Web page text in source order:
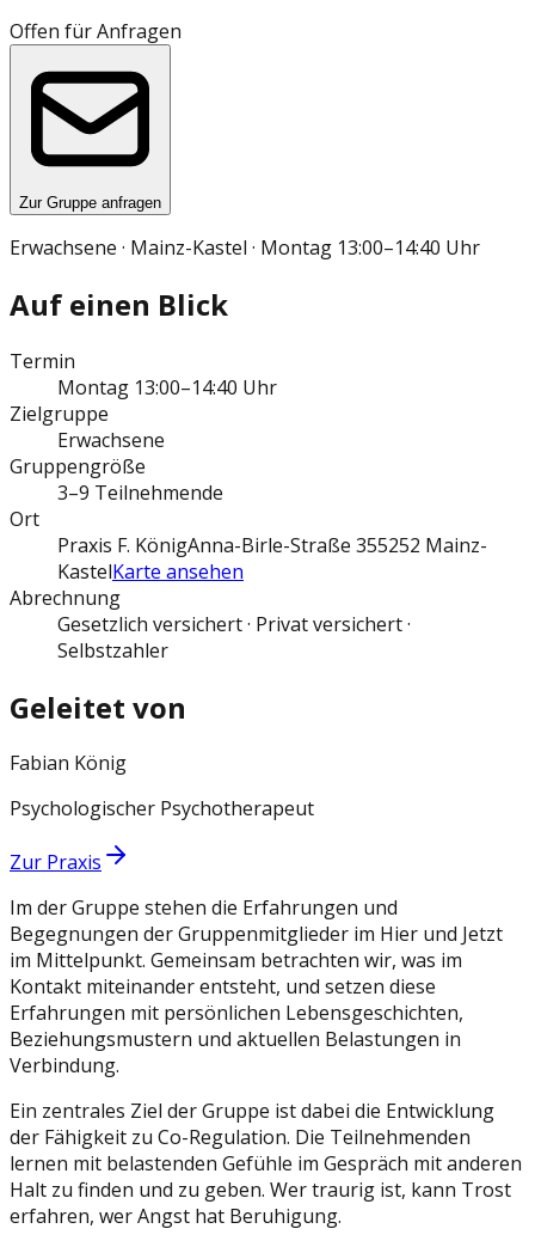
Offen für Anfragen
Zur Gruppe anfragen
Erwachsene · Mainz-Kastel · Montag 13:00–14:40 Uhr
Auf einen Blick
Termin
Montag 13:00–14:40 Uhr
Zielgruppe
Erwachsene
Gruppengröße
3–9 Teilnehmende
Ort
Praxis F. KönigAnna-Birle-Straße 355252 Mainz-
KastelKarte ansehen
Abrechnung
Gesetzlich versichert · Privat versichert ·
Selbstzahler
Geleitet von
Fabian König
Psychologischer Psychotherapeut
Zur Praxis
Im der Gruppe stehen die Erfahrungen und
Begegnungen der Gruppenmitglieder im Hier und Jetzt
im Mittelpunkt. Gemeinsam betrachten wir, was im
Kontakt miteinander entsteht, und setzen diese
Erfahrungen mit persönlichen Lebensgeschichten,
Beziehungsmustern und aktuellen Belastungen in
Verbindung.
Ein zentrales Ziel der Gruppe ist dabei die Entwicklung
der Fähigkeit zu Co-Regulation. Die Teilnehmenden
lernen mit belastenden Gefühle im Gespräch mit anderen
Halt zu finden und zu geben. Wer traurig ist, kann Trost
erfahren, wer Angst hat Beruhigung.